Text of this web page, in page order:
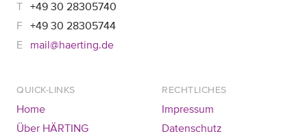
+49 30 28305740
+49 30 28305744
mail@haerting.de
QUICK-LINKS
Home
Über HÄRTING
RECHTLICHES
Impressum
Datenschutz